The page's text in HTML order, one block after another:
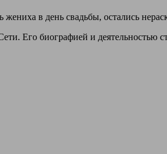
жениха в день свадьбы, остались
Его биографией и деятельностью